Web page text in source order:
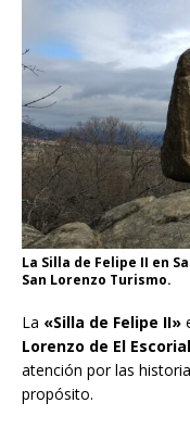
La Silla de Felipe II en
San Lorenzo Turismo.
La «Silla de Felipe II»
Lorenzo de El Escorial
atención por las
propósito.